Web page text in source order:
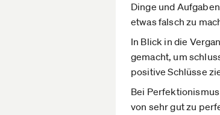
Dinge und
etwas falsch zu
In Blick in die
gemacht, um
positive Schlüsse
Bei
von sehr gut zu